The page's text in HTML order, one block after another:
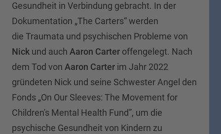
Gesundheit in Verbindung gebracht. In der
Dokumentation „The Carters“ werden
die Traumata und psychischen Probleme von
Nick und auch Aaron Carter offengelegt. Nach
dem Tod von Aaron Carter im Jahr 2022
gründeten Nick und seine Schwester Angel den
Fonds „On Our Sleeves: The Movement for
Children's Mental Health Fund”, um die
psychische Gesundheit von Kindern zu